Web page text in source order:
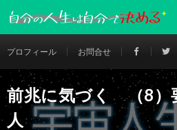
プロフィール お問合せ
前兆に気づく （8
人